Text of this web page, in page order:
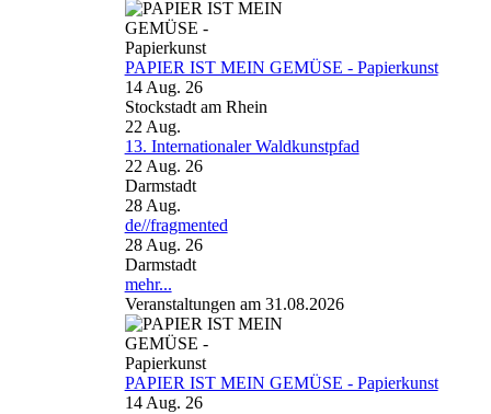
PAPIER IST MEIN GEMÜSE - Papierkunst
14 Aug. 26
Stockstadt am Rhein
22 Aug.
13. Internationaler Waldkunstpfad
22 Aug. 26
Darmstadt
28 Aug.
de//fragmented
28 Aug. 26
Darmstadt
mehr...
Veranstaltungen am 31.08.2026
PAPIER IST MEIN GEMÜSE - Papierkunst
14 Aug. 26